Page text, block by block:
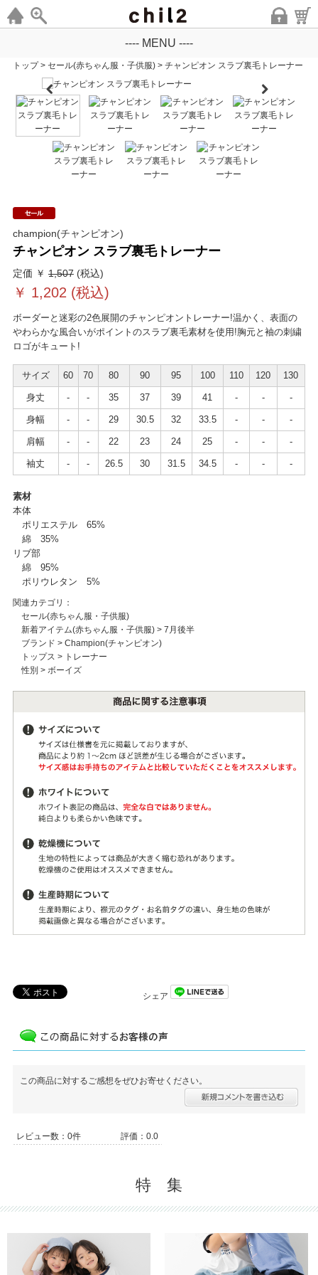
---- MENU ----
トップ > セール(赤ちゃん服・子供服) > チャンピオン スラブ裏毛トレーナー
champion(チャンピオン)
チャンピオン スラブ裏毛トレーナー
定価 ￥ 1,507(税込)
￥ 1,202 (税込)
ボーダーと迷彩の2色展開のチャンピオントレーナー!温かく、表面の
やわらかな風合いがポイントのスラブ裏毛素材を使用!胸元と袖の刺繍
ロゴがキュート!
サイズ 60 70 80 90 95 100 110 120 130
身丈 - - 35 37 39 41 - - -
身幅 - - 29 30.5 32 33.5 - - -
肩幅 - - 22 23 24 25 - - -
袖丈 - - 26.5 30 31.5 34.5 - - -
素材
本体
ポリエステル 65%
綿 35%
リブ部
綿 95%
ポリウレタン 5%
関連カテゴリ：
セール(赤ちゃん服・子供服)
新着アイテム(赤ちゃん服・子供服)> 7月後半
ブランド > Champion(チャンピオン)
トップス > トレーナー
性別 > ボーイズ
シェア
この商品に対するご感想をぜひお寄せください。
レビュー数：0件 評価：0.0
特 集